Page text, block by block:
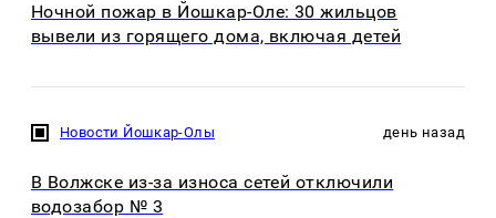
Ночной пожар в Йошкар-Оле: 30 жильцов
вывели из горящего дома, включая детей
Новости Йошкар-Олы день назад
В Волжске из-за износа сетей отключили
водозабор № 3